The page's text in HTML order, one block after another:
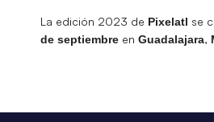
La edición 2023 de Pixelatl se
de septiembre en Guadalajara,